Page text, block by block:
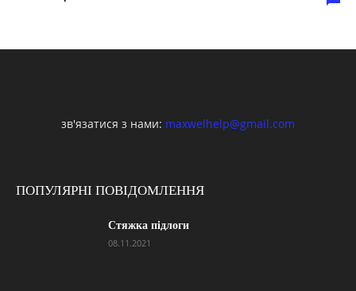
зв'язатися з нами: maxwelhelp@gmail.com
ПОПУЛЯРНІ ПОВІДОМЛЕННЯ
Стяжка підлоги
08.11.2021